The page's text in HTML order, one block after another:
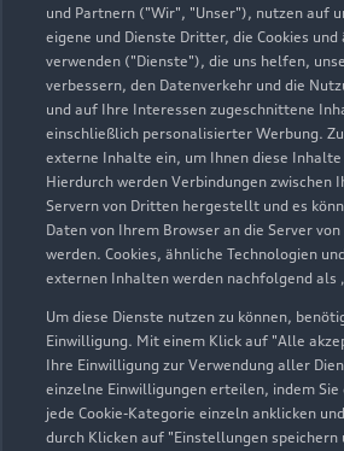
und Partnern ("Wir", "Unser"), nutzen auf
eigene und Dienste Dritter, die Cookies
verwenden ("Dienste"), die uns helfen,
verbessern, den Datenverkehr und die
und auf Ihre Interessen zugeschnittene
einschließlich personalisierter Werbung.
externe Inhalte ein, um Ihnen diese Inhalte
Hierdurch werden Verbindungen zwischen
Servern von Dritten hergestellt und es
Daten von Ihrem Browser an die Server
werden. Cookies, ähnliche Technologien
externen Inhalten werden nachfolgend als
Um diese Dienste nutzen zu können,
Einwilligung. Mit einem Klick auf "Alle
Ihre Einwilligung zur Verwendung aller
einzelne Einwilligungen erteilen, indem
jede Cookie-Kategorie einzeln anklicken
durch Klicken auf "Einstellungen
Zur Audi Shopping World
Audi
Sommer